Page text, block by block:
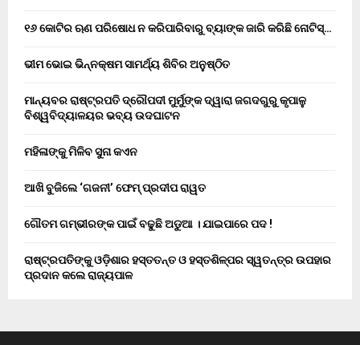
୧୬ କୋଟିର ଋଣ ପରିଷୋଧ ନ କରିପାରିବାରୁ ବ୍ୟାଙ୍କ ଜାରି କରିଛି ନୋଟିସ୍…
ଭୀମ ଭୋଇ ଭିନ୍ନକ୍ଷମ ସାମର୍ଥ୍ୟ ଶିବିର ଅନୁଷ୍ଠିତ
ମାନ୍ୟବର ରାଷ୍ଟ୍ରପତି ଦ୍ରୌପଦୀ ମୁର୍ମୁଙ୍କ ଦ୍ୱାରା ଜଗଦଗୁରୁ କୃପାଳୁ
ବିଶ୍ୱବିଦ୍ୟାଳୟର ଭବ୍ୟ ଉଦଘାଟନ
ମହିଳାଙ୍କୁ ମିଳିବ ସୁନା କଏନ
ଆଖି ବୁଜିଲେ ‘ଗଜନୀ’ ଫେମ୍ ପ୍ରଦୀପ ରାୱତ
ଗୌତମ ଗମ୍ଭୀରଙ୍କ ପାଇଁ ବଢୁଛି ଅଡୁଆ । ଯାଇପାରେ ପଦ !
ରାଷ୍ଟ୍ରପତିଙ୍କୁ ଓଡ଼ିଶାର ହସ୍ତତନ୍ତ ଓ ହସ୍ତଶିଳ୍ପର ସ୍ୱତନ୍ତ୍ର ଉପହାର
ପ୍ରଦାନ କଲେ ରାଜ୍ୟପାଳ